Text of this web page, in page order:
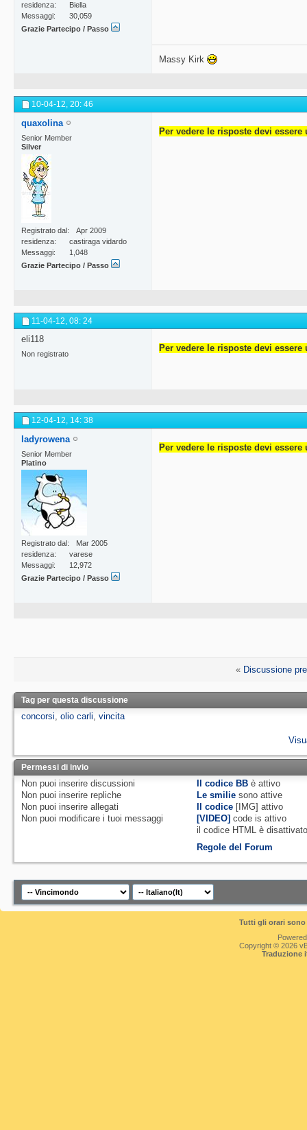
residenza
Biella
Messaggi
30,059
Grazie Partecipo / Passo
Massy Kirk
10-04-12, 20: 46
quaxolina
Senior Member
Silver
Registrato dal
Apr 2009
residenza
castiraga vidardo
Messaggi
1,048
Grazie Partecipo / Passo
Per vedere le risposte devi
11-04-12, 08: 24
eli118
Non registrato
Per vedere le risposte devi essere
12-04-12, 14: 38
ladyrowena
Senior Member
Platino
Registrato dal
Mar 2005
residenza
varese
Messaggi
12,972
Grazie Partecipo / Passo
Per vedere le risposte devi essere
« Discussione
Tag per questa discussione
concorsi, olio carli, vincita
Permessi di invio
Non puoi inserire discussioni
Non puoi inserire repliche
Non puoi inserire allegati
Non puoi modificare i tuoi messaggi
Il codice BB èattivo
Le smilie sono attive
Il codice [IMG]attivo
[VIDEO] code isattivo
il codice HTML è
Regole del Forum
Tutti gli orari
Copyright © 2026
Traduzione